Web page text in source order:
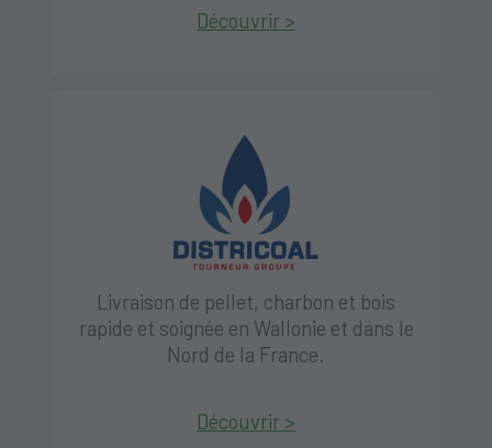
Découvrir >
Livraison de pellet, charbon et bois
rapide et soignée en Wallonie et dans le
Nord de la France.
Découvrir >